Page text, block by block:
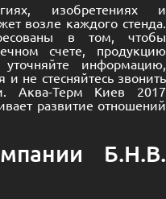
изобретениях и
возле каждого стенда.
в том, чтобы
счете, продукцию
информацию,
не стесняйтесь звонить
Аква-Терм Киев 2017
развитие отношений
Б.Н.В.